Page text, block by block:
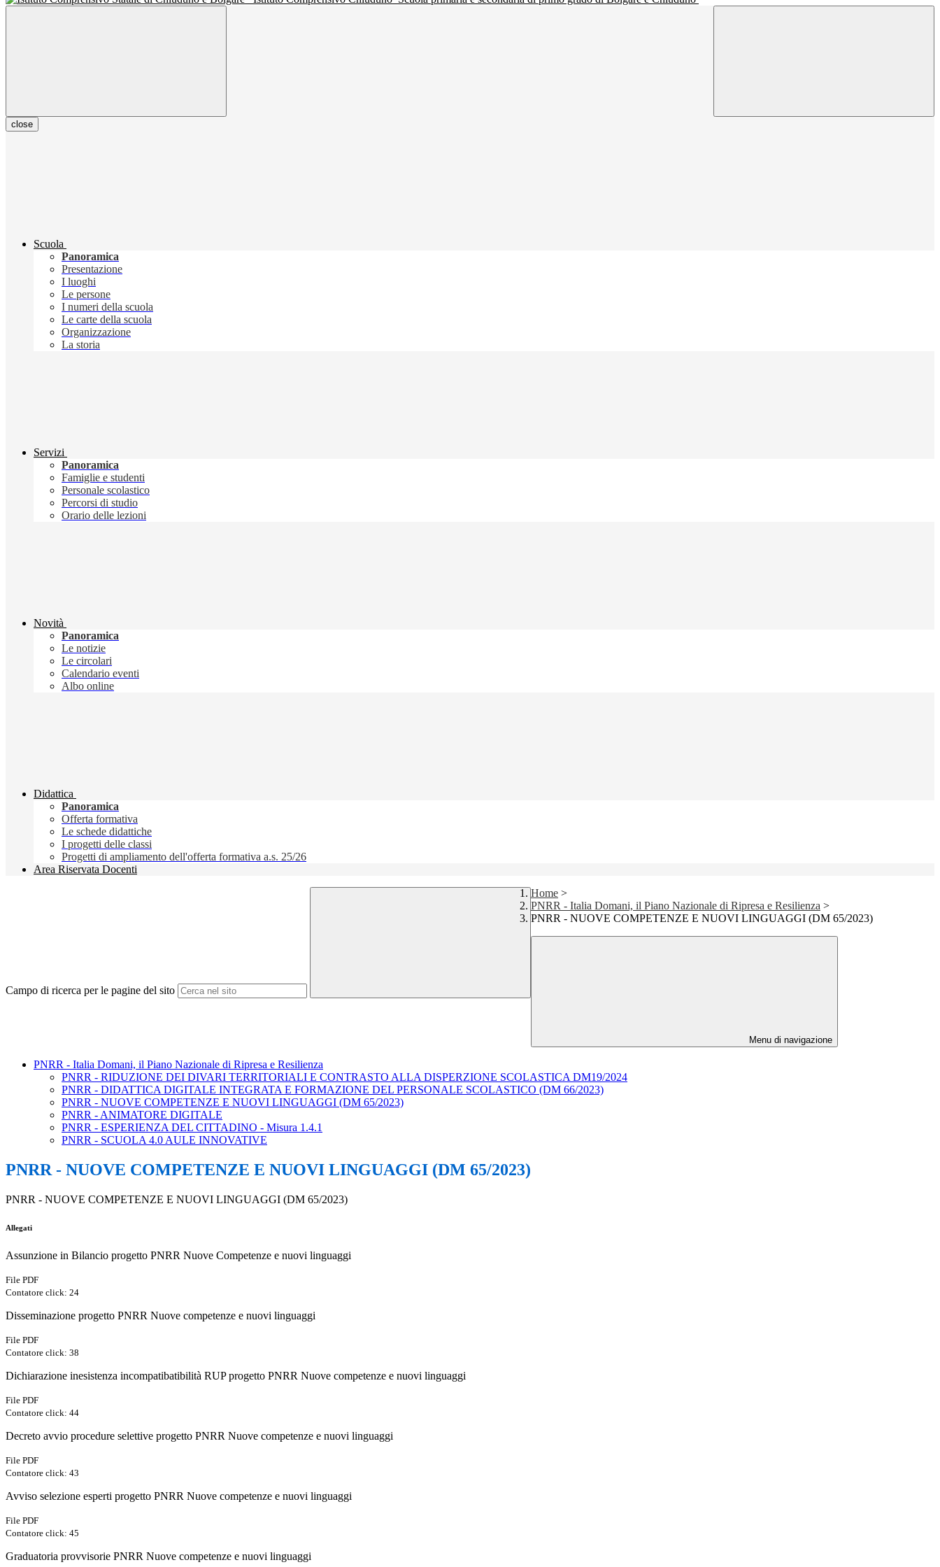
close
Scuola
Panoramica
Presentazione
I luoghi
Le persone
I numeri della scuola
Le carte della scuola
Organizzazione
La storia
Servizi
Panoramica
Famiglie e studenti
Personale scolastico
Percorsi di studio
Orario delle lezioni
Novità
Panoramica
Le notizie
Le circolari
Calendario eventi
Albo online
Didattica
Panoramica
Offerta formativa
Le schede didattiche
I progetti delle classi
Progetti di ampliamento dell'offerta formativa a.s. 25/26
Area Riservata Docenti
Campo di ricerca per le pagine del sito
Home >
PNRR - Italia Domani, il Piano Nazionale di Ripresa e Resilienza >
PNRR - NUOVE COMPETENZE E NUOVI LINGUAGGI (DM 65/2023)
Menu di navigazione
PNRR - Italia Domani, il Piano Nazionale di Ripresa e Resilienza
PNRR - RIDUZIONE DEI DIVARI TERRITORIALI E CONTRASTO ALLA DISPERZIONE SCOLASTICA DM19/2024
PNRR - DIDATTICA DIGITALE INTEGRATA E FORMAZIONE DEL PERSONALE SCOLASTICO (DM 66/2023)
PNRR - NUOVE COMPETENZE E NUOVI LINGUAGGI (DM 65/2023)
PNRR - ANIMATORE DIGITALE
PNRR - ESPERIENZA DEL CITTADINO - Misura 1.4.1
PNRR - SCUOLA 4.0 AULE INNOVATIVE
PNRR - NUOVE COMPETENZE E NUOVI LINGUAGGI (DM 65/2023)
PNRR - NUOVE COMPETENZE E NUOVI LINGUAGGI (DM 65/2023)
Allegati
Assunzione in Bilancio progetto PNRR Nuove Competenze e nuovi linguaggi
File PDF
Contatore click: 24
Disseminazione progetto PNRR Nuove competenze e nuovi linguaggi
File PDF
Contatore click: 38
Dichiarazione inesistenza incompatibatibilità RUP progetto PNRR Nuove competenze e nuovi linguaggi
File PDF
Contatore click: 44
Decreto avvio procedure selettive progetto PNRR Nuove competenze e nuovi linguaggi
File PDF
Contatore click: 43
Avviso selezione esperti progetto PNRR Nuove competenze e nuovi linguaggi
File PDF
Contatore click: 45
Graduatoria provvisorie PNRR Nuove competenze e nuovi linguaggi